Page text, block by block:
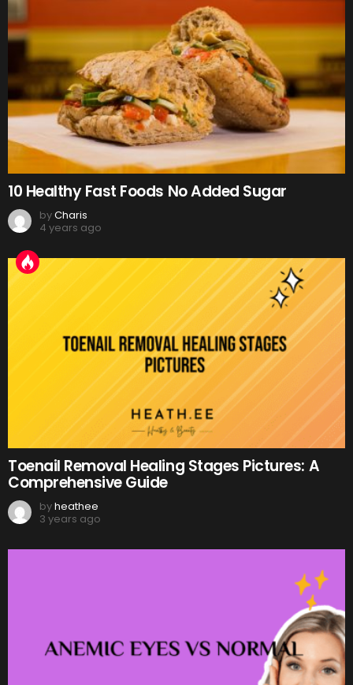
10 Healthy Fast Foods No Added Sugar
byCharis
4 years ago
Toenail Removal Healing Stages Pictures: A
Comprehensive Guide
byheathee
3 years ago